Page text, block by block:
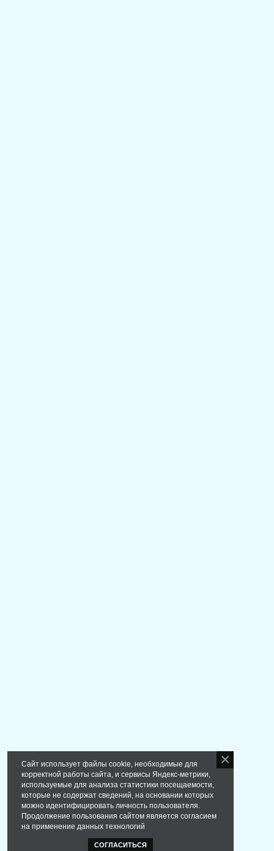
Сайт использует файлы cookie, необходимые для
корректной работы сайта, и сервисы Яндекс-метрики,
используемые для анализа статистики посещаемости,
которые не содержат сведений, на основании которых
можно идентифицировать личность пользователя.
Продолжение пользования сайтом является согласием
на применение данных технологий
СОГЛАСИТЬСЯ